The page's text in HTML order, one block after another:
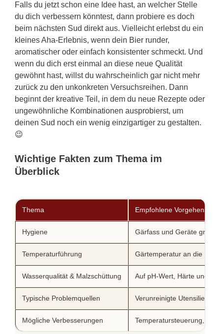
Falls du jetzt schon eine Idee hast, an welcher Stelle
du dich verbessern könntest, dann probiere es doch
beim nächsten Sud direkt aus. Vielleicht erlebst du ein
kleines Aha-Erlebnis, wenn dein Bier runder,
aromatischer oder einfach konsistenter schmeckt. Und
wenn du dich erst einmal an diese neue Qualität
gewöhnt hast, willst du wahrscheinlich gar nicht mehr
zurück zu den unkonkreten Versuchsreihen. Dann
beginnt der kreative Teil, in dem du neue Rezepte oder
ungewöhnliche Kombinationen ausprobierst, um
deinen Sud noch ein wenig einzigartiger zu gestalten.
😉
Wichtige Fakten zum Thema im
Überblick
Thema Empfohlene
Hygiene Gärfass und Geräte
Temperaturführung Gärtemperatur an die
Wasserqualität & Malzschüttung Auf pH-Wert, Härte und
Typische Problemquellen Verunreinigte Utensilien,
Mögliche Verbesserungen Temperatursteuerung,